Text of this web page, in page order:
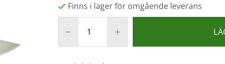
Finns i lager för omgående leverans